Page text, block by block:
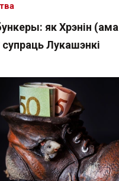
як Хрэнін
Лукашэнкі